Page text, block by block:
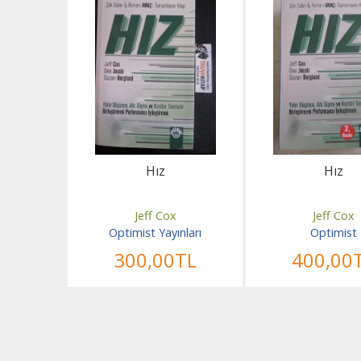
Hız
Jeff Cox
Optimist Yayınları
300,00TL
Hız
Jeff Cox
Optimist
400,00